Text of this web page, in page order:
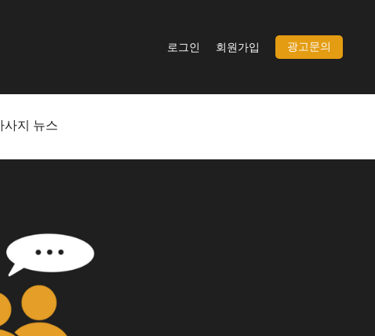
로그인 회원가입 광고문의
사지 뉴스